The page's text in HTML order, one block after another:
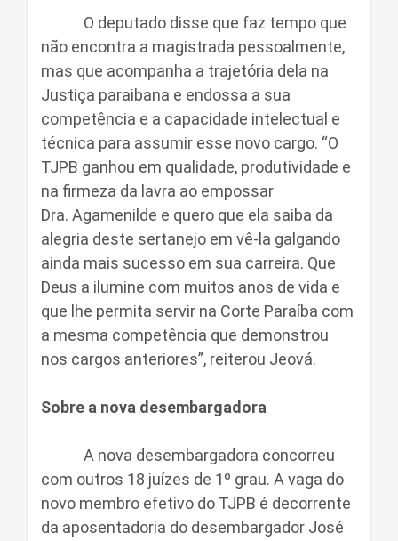
O deputado disse que faz tempo que
não encontra a magistrada pessoalmente,
mas que acompanha a trajetória dela na
Justiça paraibana e endossa a sua
competência e a capacidade intelectual e
técnica para assumir esse novo cargo. “O
TJPB ganhou em qualidade, produtividade e
na firmeza da lavra ao empossar
Dra. Agamenilde e quero que ela saiba da
alegria deste sertanejo em vê-la galgando
ainda mais sucesso em sua carreira. Que
Deus a ilumine com muitos anos de vida e
que lhe permita servir na Corte Paraíba com
a mesma competência que demonstrou
nos cargos anteriores”, reiterou Jeová.
Sobre a nova desembargadora
A nova desembargadora concorreu
com outros 18 juízes de 1º grau. A vaga do
novo membro efetivo do TJPB é decorrente
da aposentadoria do desembargador José